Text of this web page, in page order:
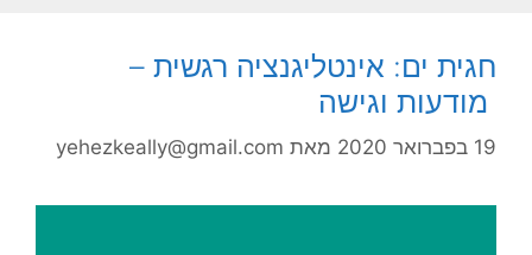
חגית ים: אינטליגנציה רגשית –
מודעות וגישה
19 בפברואר 2020 מאת yehezkeally@gmail.com